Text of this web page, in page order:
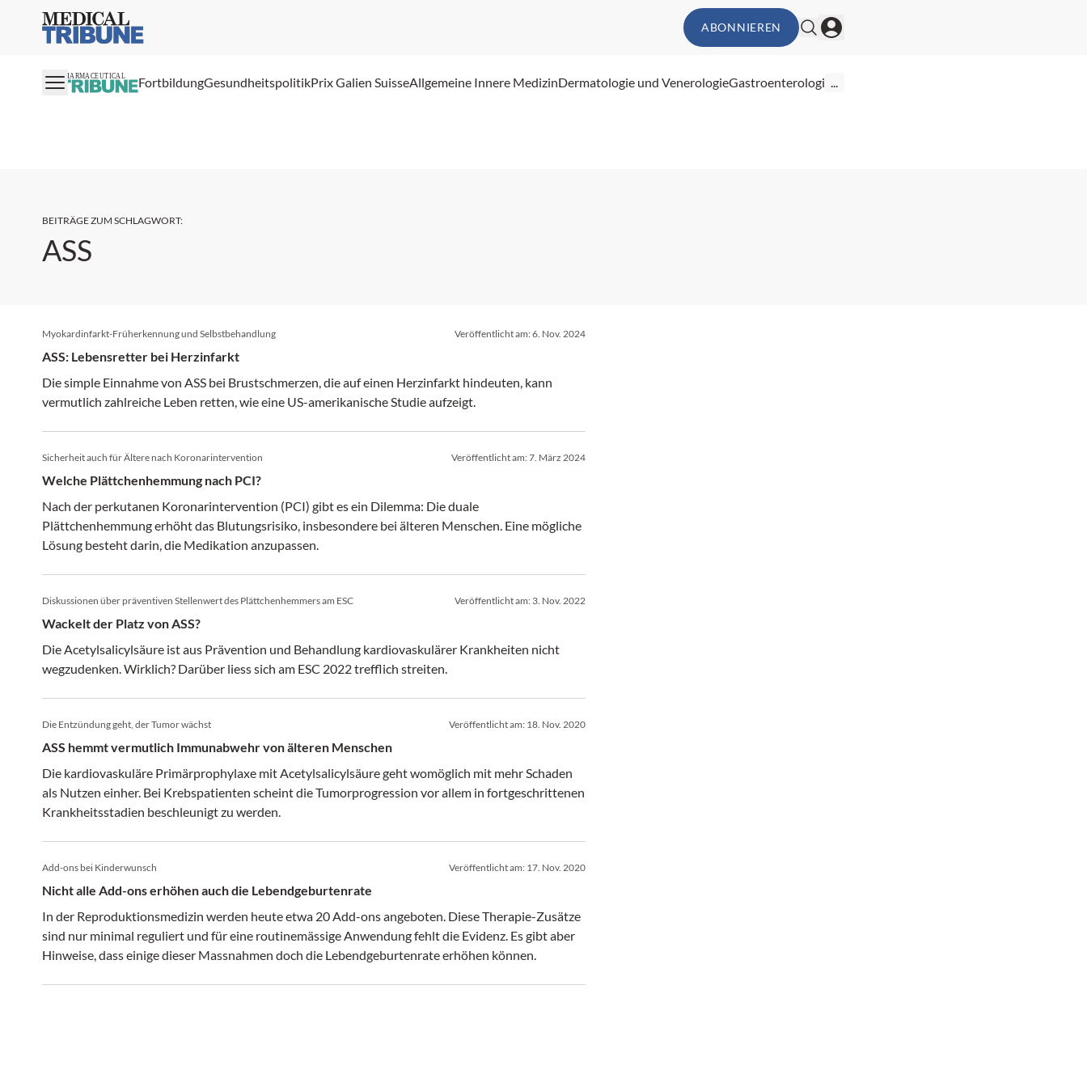
Medical Tribune ABONNIEREN
PHARMACEUTICAL FortbildungGesundheitspolitikPrix Galien SuisseAllgemeine Innere MedizinDermatologie und VenerologieGastroenterologie...
BEITRÄGE ZUM SCHLAGWORT:
ASS
Myokardinfarkt-Früherkennung und Selbstbehandlung Veröffentlicht am:6. Nov. 2024
ASS: Lebensretter bei Herzinfarkt
Die simple Einnahme von ASS bei Brustschmerzen, die auf einen Herzinfarkt hindeuten, kann
vermutlich zahlreiche Leben retten, wie eine US-amerikanische Studie aufzeigt.
Sicherheit auch für Ältere nach Koronarintervention Veröffentlicht am:7. März 2024
Welche Plättchenhemmung nach PCI?
Nach der perkutanen Koronarintervention (PCI) gibt es ein Dilemma: Die duale
Plättchenhemmung erhöht das Blutungsrisiko, insbesondere bei älteren Menschen. Eine mögliche
Lösung besteht darin, die Medikation anzupassen.
Diskussionen über präventiven Stellenwert des Plättchenhemmers am ESC Veröffentlicht am: 3. Nov. 2022
Wackelt der Platz von ASS?
Die Acetylsalicylsäure ist aus Prävention und Behandlung kardiovaskulärer Krankheiten nicht
wegzudenken. Wirklich? Darüber liess sich am ESC 2022 trefflich streiten.
Die Entzündung geht, der Tumor wächst Veröffentlicht am: 18. Nov. 2020
ASS hemmt vermutlich Immunabwehr von älteren Menschen
Die kardiovaskuläre Primärprophylaxe mit Acetylsalicylsäure geht womöglich mit mehr Schaden
als Nutzen einher. Bei Krebspatienten scheint die Tumorprogression vor allem in fortgeschrittenen
Krankheitsstadien beschleunigt zu werden.
Add-ons bei Kinderwunsch Veröffentlicht am: 17. Nov. 2020
Nicht alle Add-ons erhöhen auch die Lebendgeburtenrate
In der Reproduktionsmedizin werden heute etwa 20 Add-ons angeboten. Diese Therapie-Zusätze
sind nur minimal reguliert und für eine routinemässige Anwendung fehlt die Evidenz. Es gibt aber
Hinweise, dass einige dieser Massnahmen doch die Lebendgeburtenrate erhöhen können.